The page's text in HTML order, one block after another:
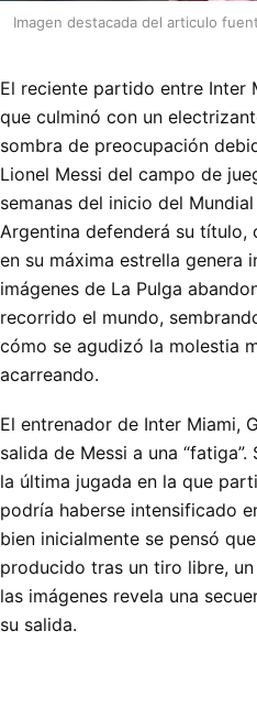
Imagen destacada del articulo
El reciente partido entre Inter
que culminó con un
sombra de preocupación
Lionel Messi del campo de
semanas del inicio del
Argentina defenderá su título,
en su máxima estrella genera
imágenes de La Pulga
recorrido el mundo,
cómo se agudizó la molestia
acarreando.
El entrenador de Inter Miami,
salida de Messi a una
la última jugada en la que
podría haberse intensificado
bien inicialmente se pensó
producido tras un tiro libre,
las imágenes revela una
su salida.